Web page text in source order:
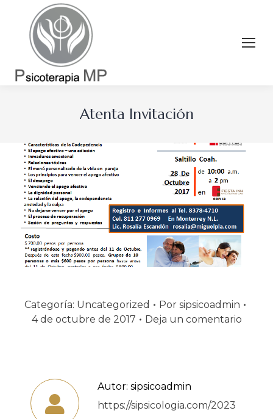
Atenta Invitación
Categoría: Uncategorized Por sipsicoadmin
4 de octubre de 2017
Deja un comentario
Autor: sipsicoadmin
https://sipsicologia.com/2023